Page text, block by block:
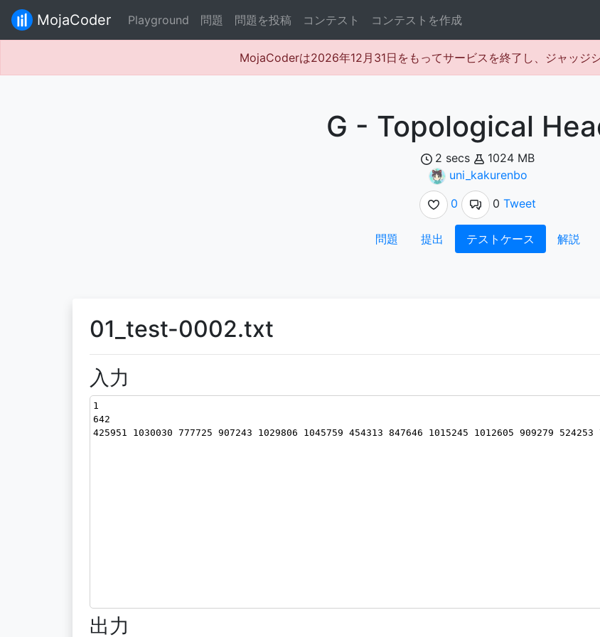
MojaCoder Playground 問題 問題を投稿 コンテスト コンテストを作成
MojaCoderは2026年12月31日をもってサービスを終了し、ジャッジ
G - Topological
2 secs
1024 MB
uni_kakurenbo
0
0 Tweet
問題 提出 テストケース 解説
01_test-0002.txt
入力
1
642
425951 1030030 777725 907243 1029806 1045759 454313 847646 1015245 1012605 909279
出力